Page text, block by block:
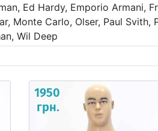
Ed Hardy, Emporio Armani,
Monte Carlo, Olser, Paul Svith,
Wil Deep
1950
грн.